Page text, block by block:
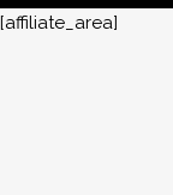
[affiliate_area]